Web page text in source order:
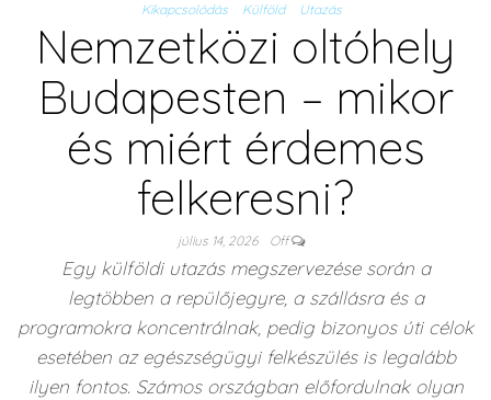
Kikapcsolódás Külföld Utazás
Nemzetközi oltóhely
Budapesten – mikor
és miért érdemes
felkeresni?
július 14, 2026 Off
Egy külföldi utazás megszervezése során a
legtöbben a repülőjegyre, a szállásra és a
programokra koncentrálnak, pedig bizonyos úti célok
esetében az egészségügyi felkészülés is legalább
ilyen fontos. Számos országban előfordulnak olyan